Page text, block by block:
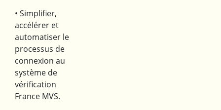
• Simplifier,
accélérer et
automatiser le
processus de
connexion au
système de
vérification
France MVS.